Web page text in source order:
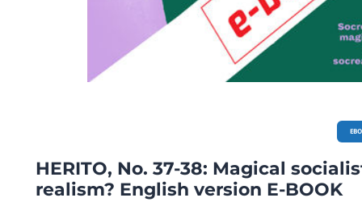
HERITO, No. 37-38: Magical
realism? English version E-BOOK